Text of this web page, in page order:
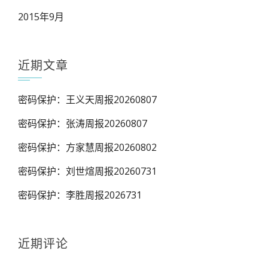
2015年9月
近期文章
密码保护：王义天周报20260807
密码保护：张涛周报20260807
密码保护：方家慧周报20260802
密码保护：刘世煊周报20260731
密码保护：李胜周报2026731
近期评论